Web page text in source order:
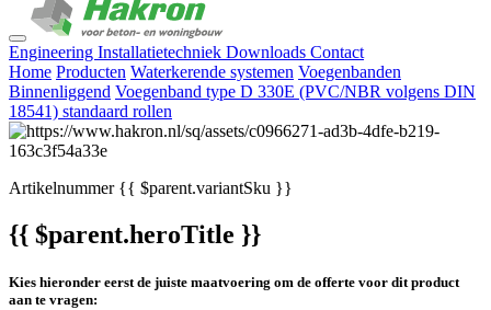
Engineering Installatietechniek Downloads Contact
Home Producten Waterkerende systemen Voegenbanden
Binnenliggend Voegenband type D 330E (PVC/NBR volgens DIN
18541) standaard rollen
Artikelnummer{{ $parent.variantSku }}
{{ $parent.heroTitle }}
Kies hieronder eerst de juiste maatvoering om de offerte voor dit product
aan te vragen: